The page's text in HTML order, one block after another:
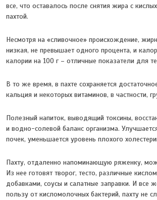
все, что оставалось после снятия жира с
пахтой.
Несмотря на «сливочное» происхождение,
низкая, не превышает одного процента, и
калории на 100 г – отличные показатели для
В то же время, в пахте сохраняется
кальция и некоторых витаминов, в частности,
Полезный напиток, выводящий токсины,
и водно-солевой баланс организма.
почек, уменьшается уровень плохого
Пахту, отдаленно напоминающую ряженку,
Из нее готовят творог, тесто, различные
добавками, соусы и салатные заправки. И все
пользу от кисломолочных бактерий, пахту не